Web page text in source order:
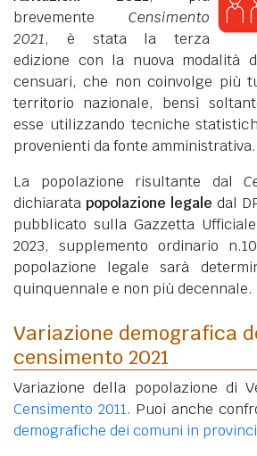
brevemente Censimento
2021, è stata la terza
edizione con la nuova modalità
censuari, che non coinvolge più
territorio nazionale, bensì
esse utilizzando tecniche
provenienti da fonte amministrativa.
La popolazione risultante dal
dichiarata popolazione legale dal
pubblicato sulla Gazzetta
2023, supplemento ordinario
popolazione legale sarà
quinquennale e non più decennale.
Variazione demografica
censimento 2021
Variazione della popolazione di
Censimento 2011. Puoi anche
demografiche dei comuni in